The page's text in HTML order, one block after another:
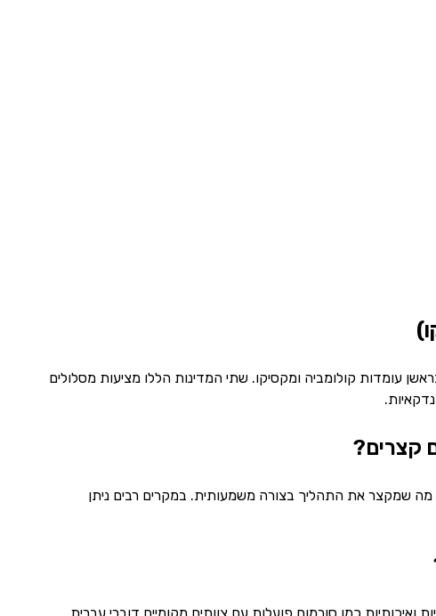
עומדות קולומביה ומקסיקו. שתי המדינות הללו מציעות מסלולים
קצרים?
מה שמקצר את התהליך בצורה משמעותית. במקרים רבים ניתן